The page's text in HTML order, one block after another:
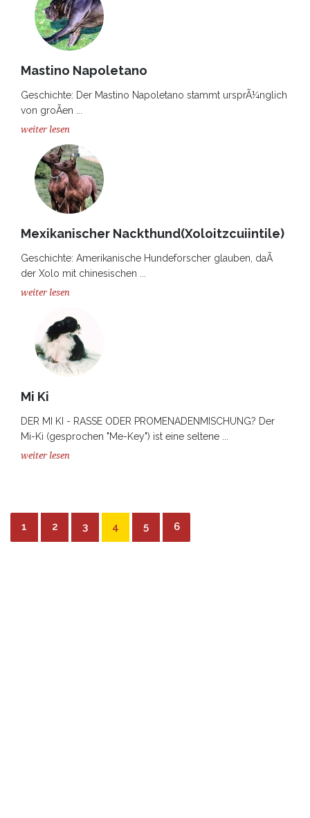
Mastino Napoletano
Geschichte: Der Mastino Napoletano stammt ursprÃ¼nglich
von groÃen ...
weiter lesen
Mexikanischer Nackthund(Xoloitzcuiintile)
Geschichte: Amerikanische Hundeforscher glauben, daÃ
der Xolo mit chinesischen ...
weiter lesen
Mi Ki
DER MI KI - RASSE ODER PROMENADENMISCHUNG? Der
Mi-Ki (gesprochen "Me-Key") ist eine seltene ...
weiter lesen
1 2 3 4 5 6